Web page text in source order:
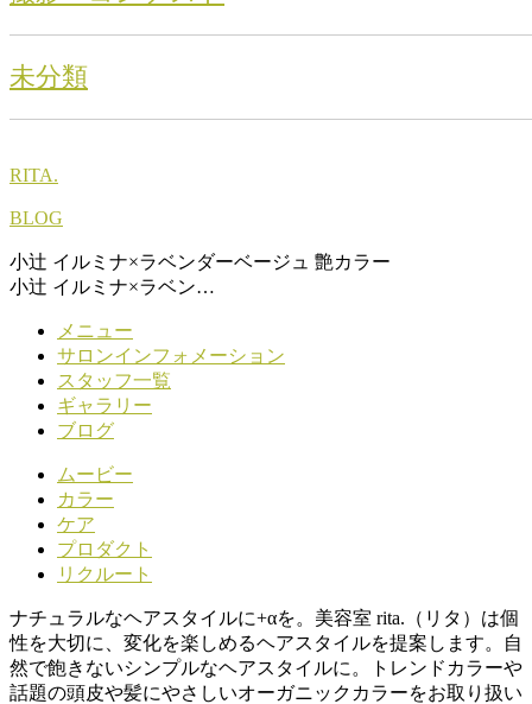
未分類
RITA.
BLOG
小辻 イルミナ×ラベンダーベージュ 艶カラー
小辻 イルミナ×ラベン…
メニュー
サロンインフォメーション
スタッフ一覧
ギャラリー
ブログ
ムービー
カラー
ケア
プロダクト
リクルート
ナチュラルなヘアスタイルに+αを。美容室 rita.（リタ）は個
性を大切に、変化を楽しめるヘアスタイルを提案します。自
然で飽きないシンプルなヘアスタイルに。トレンドカラーや
話題の頭皮や髪にやさしいオーガニックカラーをお取り扱い